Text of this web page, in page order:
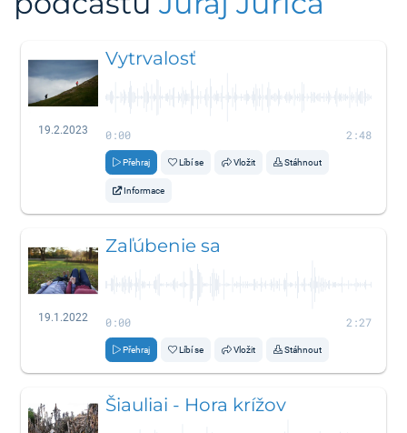
19.2.2023
Vytrvalosť
0:00 2:48
Přehraj Líbí se Vložit Stáhnout
Informace
19.1.2022
Zaľúbenie sa
0:00 2:27
Přehraj Líbí se Vložit Stáhnout
Šiauliai - Hora krížov